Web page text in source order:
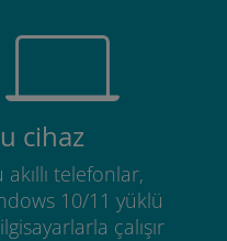
cihaz
telefonlar,
10/11 yüklü
çalışır